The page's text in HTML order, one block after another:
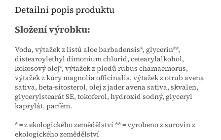
Detailní popis produktu
Složení výrobku:
Voda, výtažek z listů aloe barbadensis*, glycerin**,
distearoylethyl dimonium chlorid, cetearylalkohol,
kokosový olej*, výtažek z plodů rubus chamaemorus,
výtažek z kůry magnolia officinalis, výtažek z otrub avena
sativa, beta-sitosterol, olej z jader avena sativa, skvalen,
glycerylstearát SE, tokoferol, hydroxid sodný, glyceryl
kaprylát, parfém.
* = z ekologického zemědělství ** = vyrobeno z surovin z
ekologického zemědělství